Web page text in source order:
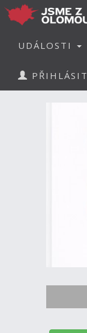
UDÁLOSTI
PŘIHLÁSIT